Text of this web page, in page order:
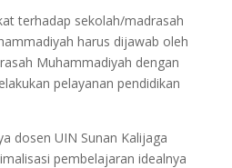
terhadap sekolah/madrasah
harus dijawab oleh
Muhammadiyah dengan
pelayanan pendidikan
dosen UIN Sunan Kalijaga
pembelajaran idealnya